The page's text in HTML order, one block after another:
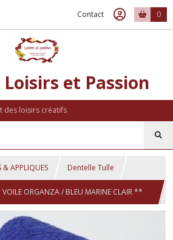
Contact 0
et Passion
des loisirs créatifs
& APPLIQUES Dentelle Tulle
VOILE ORGANZA / BLEU MARINE CLAIR **
Mariage, décoration - TD01